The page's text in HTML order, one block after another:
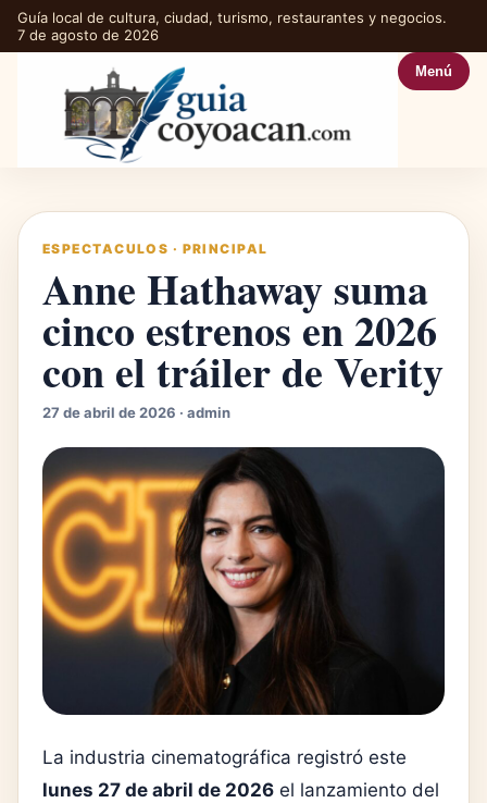
Guía local de cultura, ciudad, turismo, restaurantes y negocios.
7 de agosto de 2026
Menú
ESPECTACULOS · PRINCIPAL
Anne Hathaway suma
cinco estrenos en 2026
con el tráiler de Verity
27 de abril de 2026 · admin
La industria cinematográfica registró este
lunes 27 de abril de 2026 el lanzamiento del